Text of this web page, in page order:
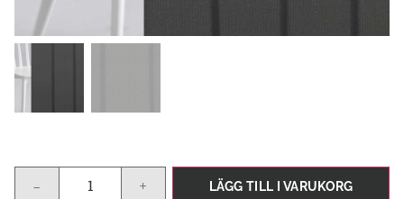
- + LÄGG TILL I VARUKORG